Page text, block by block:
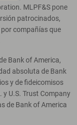
MLPF&S pone
patrocinados,
compañías que
Bank of America,
absoluta de Bank
y de fideicomisos
U.S. Trust Company
de Bank of America